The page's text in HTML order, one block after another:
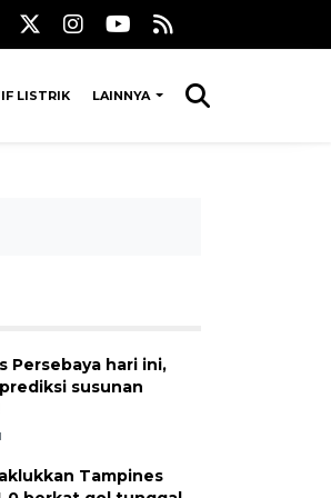
LISTRIK LAINNYA
Persebaya hari ini,
susunan
Tampines